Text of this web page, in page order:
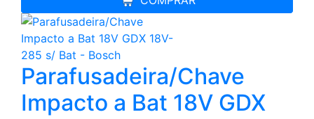
Parafusadeira/Chave
Impacto a Bat 18V GDX